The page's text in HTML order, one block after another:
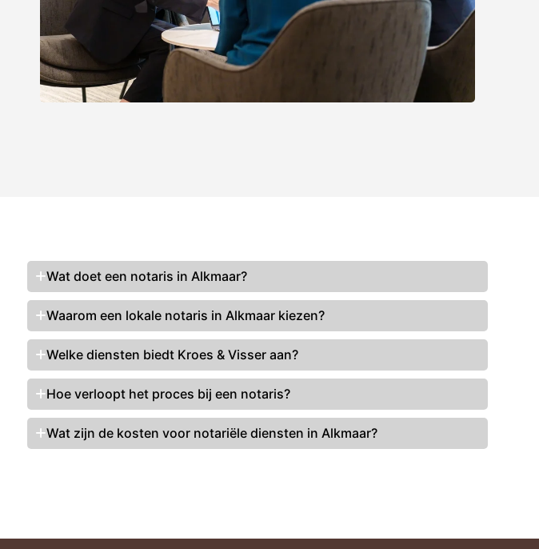
Wat doet een notaris in Alkmaar?
Waarom een lokale notaris in Alkmaar kiezen?
Welke diensten biedt Kroes & Visser aan?
Hoe verloopt het proces bij een notaris?
Wat zijn de kosten voor notariële diensten in Alkmaar?